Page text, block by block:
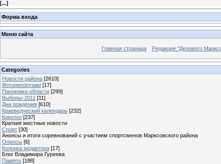
[...]
Форма входа
Меню сайта
Главная страница Редакция "Делового
Categories
Новости района [2610]
Фоторепортажи [17]
Панорама области [299]
Выборы-2011 [11]
Дни рождения [610]
Краеведческий календарь [232]
Коротко [237]
Краткие местные новости
Спорт [30]
Анонсы и итоги соревнований с участием спортсменов Марксовского района
Опросы [6]
Колонка редактора [17]
Блог Владимира Гуреева
Память [188]